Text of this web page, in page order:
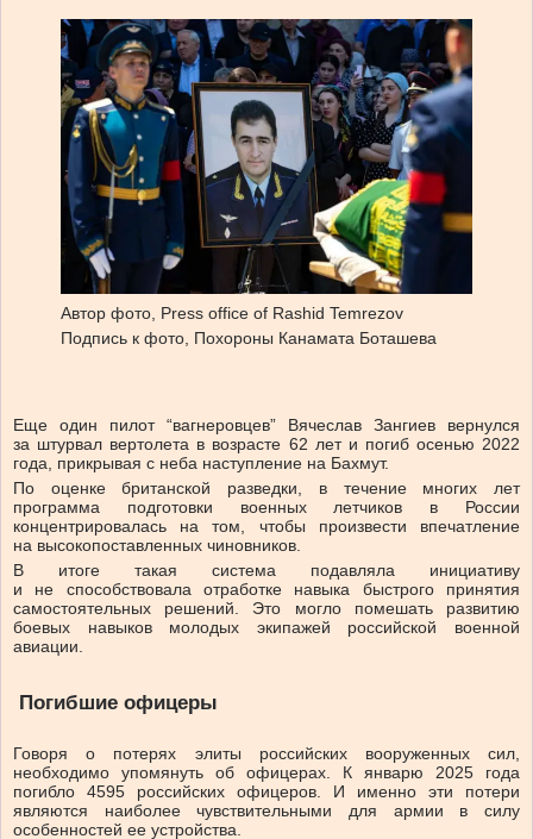
Автор фото, Press office of Rashid Temrezov
Подпись к фото, Похороны Канамата Боташева
Еще один пилот “вагнеровцев” Вячеслав Зангиев вернулся
за штурвал вертолета в возрасте 62 лет и погиб осенью 2022
года, прикрывая с неба наступление на Бахмут.
По оценке британской разведки, в течение многих лет
программа подготовки военных летчиков в России
концентрировалась на том, чтобы произвести впечатление
на высокопоставленных чиновников.
В итоге такая система подавляла инициативу
и не способствовала отработке навыка быстрого принятия
самостоятельных решений. Это могло помешать развитию
боевых навыков молодых экипажей российской военной
авиации.
Погибшие офицеры
Говоря о потерях элиты российских вооруженных сил,
необходимо упомянуть об офицерах. К январю 2025 года
погибло 4595 российских офицеров. И именно эти потери
являются наиболее чувствительными для армии в силу
особенностей ее устройства.